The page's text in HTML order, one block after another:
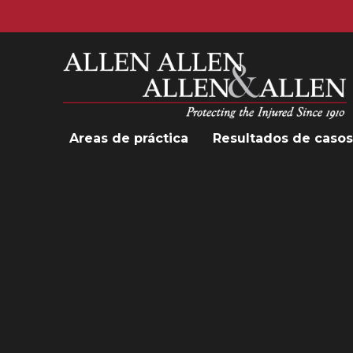
Allen, Allen, Allen y Allen, PC
Areas de práctica Resultados de casos